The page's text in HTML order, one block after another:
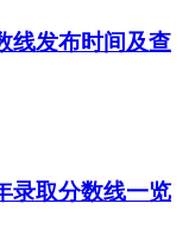
线发布时间及查
录取分数线一览